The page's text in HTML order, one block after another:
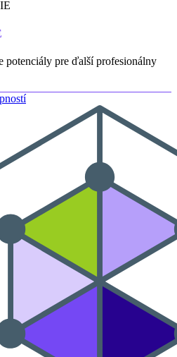
potenciály pre ďalší profesionálny